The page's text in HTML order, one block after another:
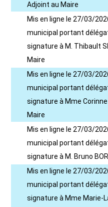
Adjoint au Maire
Mis en ligne le 27/03/
municipal portant
signature à M. Thibault
Maire
Mis en ligne le 27/03/
municipal portant
signature à Mme
Maire
Mis en ligne le 27/03/
municipal portant
signature à M. Bruno
Mis en ligne le 27/03/
municipal portant
signature à Mme Marie-